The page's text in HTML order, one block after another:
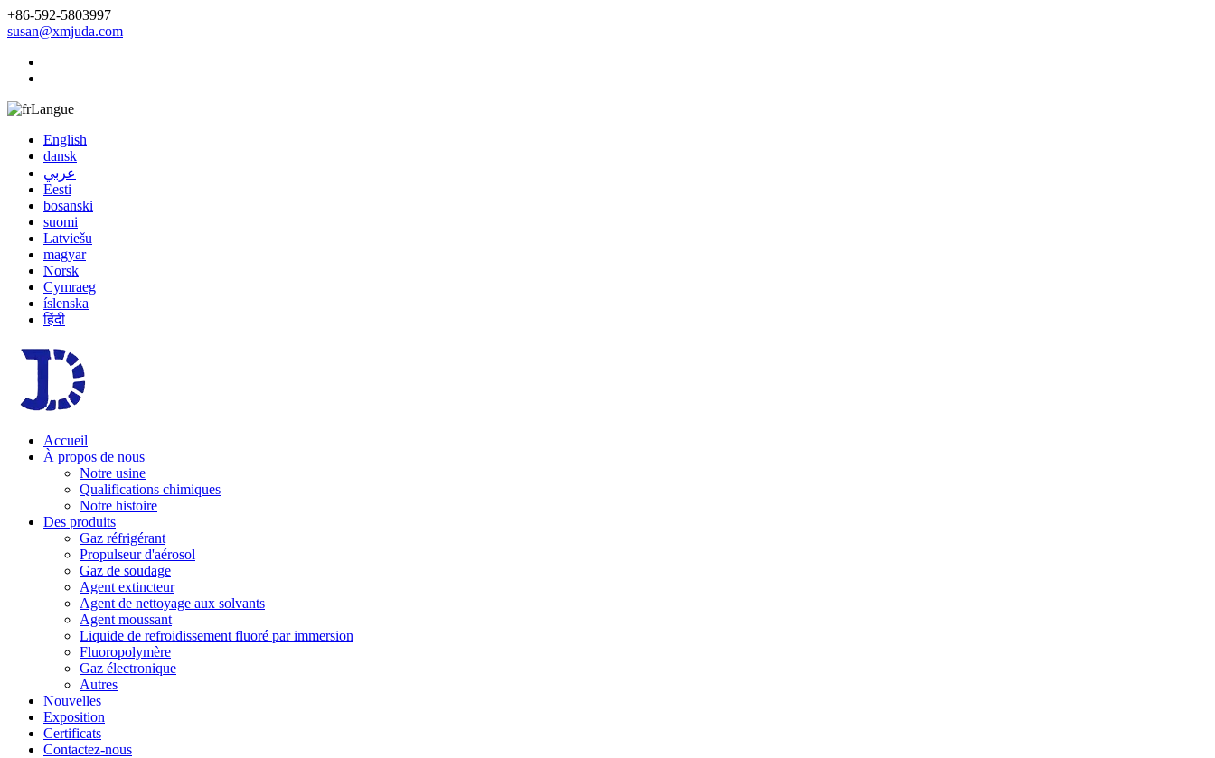
+86-592-5803997
susan@xmjuda.com
Langue
English
dansk
عربي
Eesti
bosanski
suomi
Latviešu
magyar
Norsk
Cymraeg
íslenska
हिंदी
Accueil
À propos de nous
Notre usine
Qualifications chimiques
Notre histoire
Des produits
Gaz réfrigérant
Propulseur d'aérosol
Gaz de soudage
Agent extincteur
Agent de nettoyage aux solvants
Agent moussant
Liquide de refroidissement fluoré par immersion
Fluoropolymère
Gaz électronique
Autres
Nouvelles
Exposition
Certificats
Contactez-nous